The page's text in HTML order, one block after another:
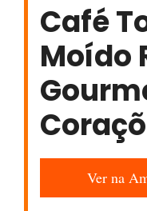
Café
Moído
Ver na